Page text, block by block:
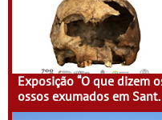
Exposição “O que dizem
ossos exumados em
Clara-a-Velha”